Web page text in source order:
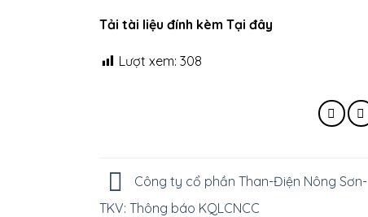
Tải tài liệu đính kèm Tại đây
Lượt xem: 308
Công ty cổ phần Than-Điện Nông Sơn-
TKV: Thông báo KQLCNCC